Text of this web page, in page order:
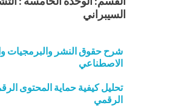
السيبراني
شرح حقوق النشر والبرمجيات
الاصطناعي
تحليل كيفية حماية المحتوى
الرقمي